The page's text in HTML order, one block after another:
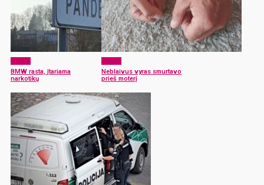
BMW rasta, įtariama
narkotikų
Neblaivus vyras smurtavo
prieš moterį